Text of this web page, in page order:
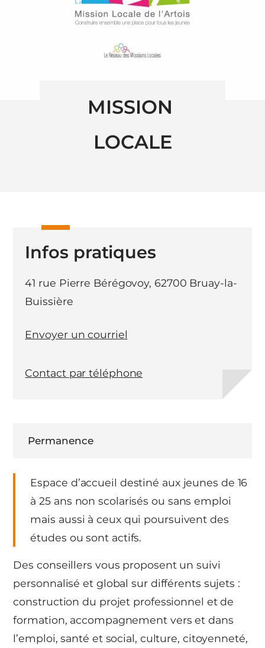
MISSION
LOCALE
Espace d’accueil destiné aux jeunes de 16
à 25 ans non scolarisés ou sans emploi
mais aussi à ceux qui poursuivent des
études ou sont actifs.
Des conseillers vous proposent un suivi
personnalisé et global sur différents sujets :
construction du projet professionnel et de
formation, accompagnement vers et dans
l’emploi, santé et social, culture, citoyenneté,
Infos pratiques
41 rue Pierre Bérégovoy, 62700 Bruay-la-
Buissière
Envoyer un courriel
Contact par téléphone
Permanence